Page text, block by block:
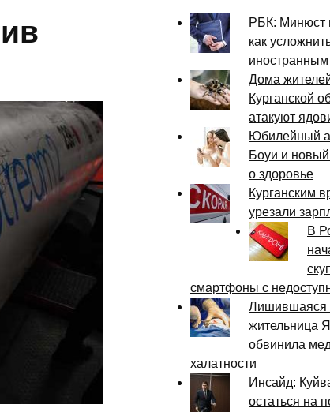
РБК: Минюст
как
иностранным
Дома
Курганской
атакуют
Юбилейный
Боуи и новый
о здоровье
Курганским
урезали
В
смартфоны с
Лишившаяся
жительница
обвинила
халатности
Инсайд:
остаться на